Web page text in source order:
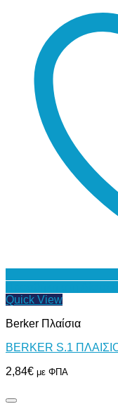
Quick View
Berker Πλαίσια
BERKER S.1
2,84€ με ΦΠΑ